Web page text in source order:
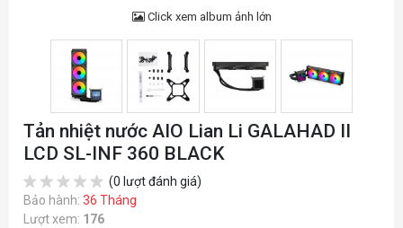
Click xem album ảnh lớn
Tản nhiệt nước AIO Lian Li GALAHAD II
LCD SL-INF 360 BLACK
(0 lượt đánh giá)
Bảo hành: 36 Tháng
Lượt xem: 176